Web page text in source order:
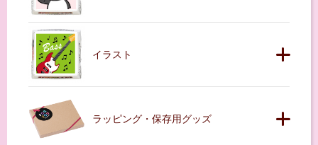
イラスト
ラッピング・保存用グッズ